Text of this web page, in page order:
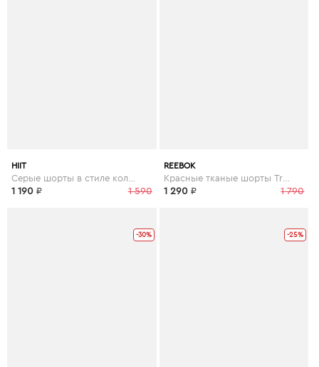
HIIT
1 590
1 190 ₽
REEBOK
Красные тканые шорты Training - Красный
1 790
1 290 ₽
-30% -25%